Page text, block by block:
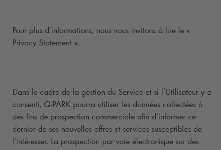
Pour plus d’informations, nous vous invitons à lire le «
Privacy Statement ».
Dans le cadre de la gestion du Service et si l’Utilisateur y a
consenti, Q-PARK pourra utiliser les données collectées à
des fins de prospection commerciale afin d’informer ce
dernier de ses nouvelles offres et services susceptibles de
l’intéresser. La prospection par voie électronique sur des